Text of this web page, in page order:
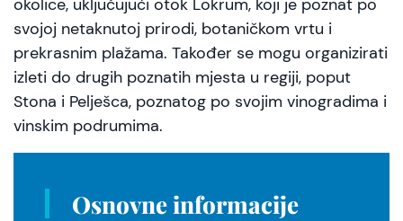
okolice, uključujući otok Lokrum, koji je poznat po
svojoj netaknutoj prirodi, botaničkom vrtu i
prekrasnim plažama. Također se mogu organizirati
izleti do drugih poznatih mjesta u regiji, poput
Stona i Pelješca, poznatog po svojim vinogradima i
vinskim podrumima.
Osnovne informacije